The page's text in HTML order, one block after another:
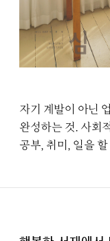
자기 계발이 아닌
완성하는 것. 사회
공부, 취미, 일을